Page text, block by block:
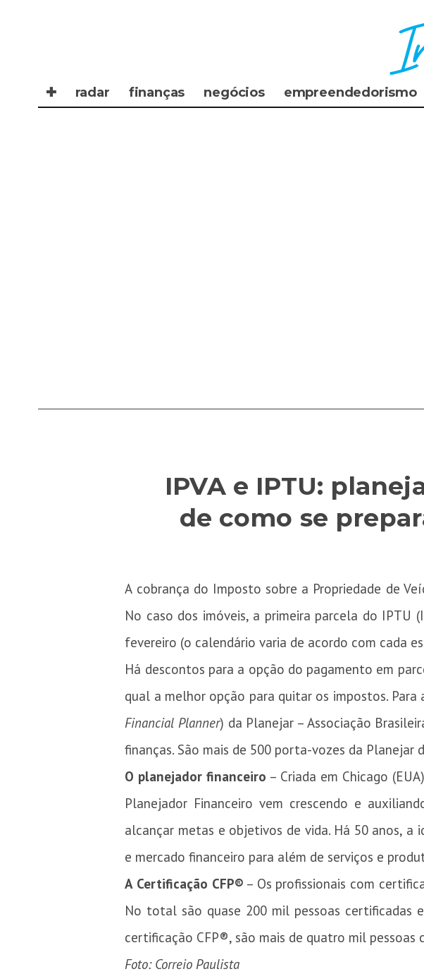
✚ radar finanças negócios empreendedorismo
IPVA e IPTU:
de como se
A cobrança do Imposto sobre a Propriedade de
No caso dos imóveis, a primeira parcela do IPTU
fevereiro (o calendário varia de acordo com cada
Há descontos para a opção do pagamento em
qual a melhor opção para quitar os impostos.
Financial Planner) da Planejar – Associação
finanças. São mais de 500 porta-vozes da
O planejador financeiro – Criada em Chicago
Planejador Financeiro vem crescendo e
alcançar metas e objetivos de vida. Há 50 anos, a
e mercado financeiro para além de serviços e
A Certificação CFP® – Os profissionais com
No total são quase 200 mil pessoas certificadas
certificação CFP®, são mais de quatro mil
Foto: Correio Paulista